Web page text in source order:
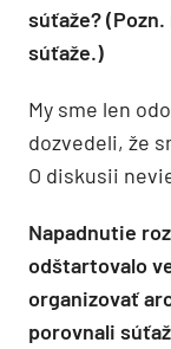
súťaže?
súťaže.)
My sme len
dozvedeli, že
O diskusii
Napadnutie
odštartovalo
organizovať
porovnali